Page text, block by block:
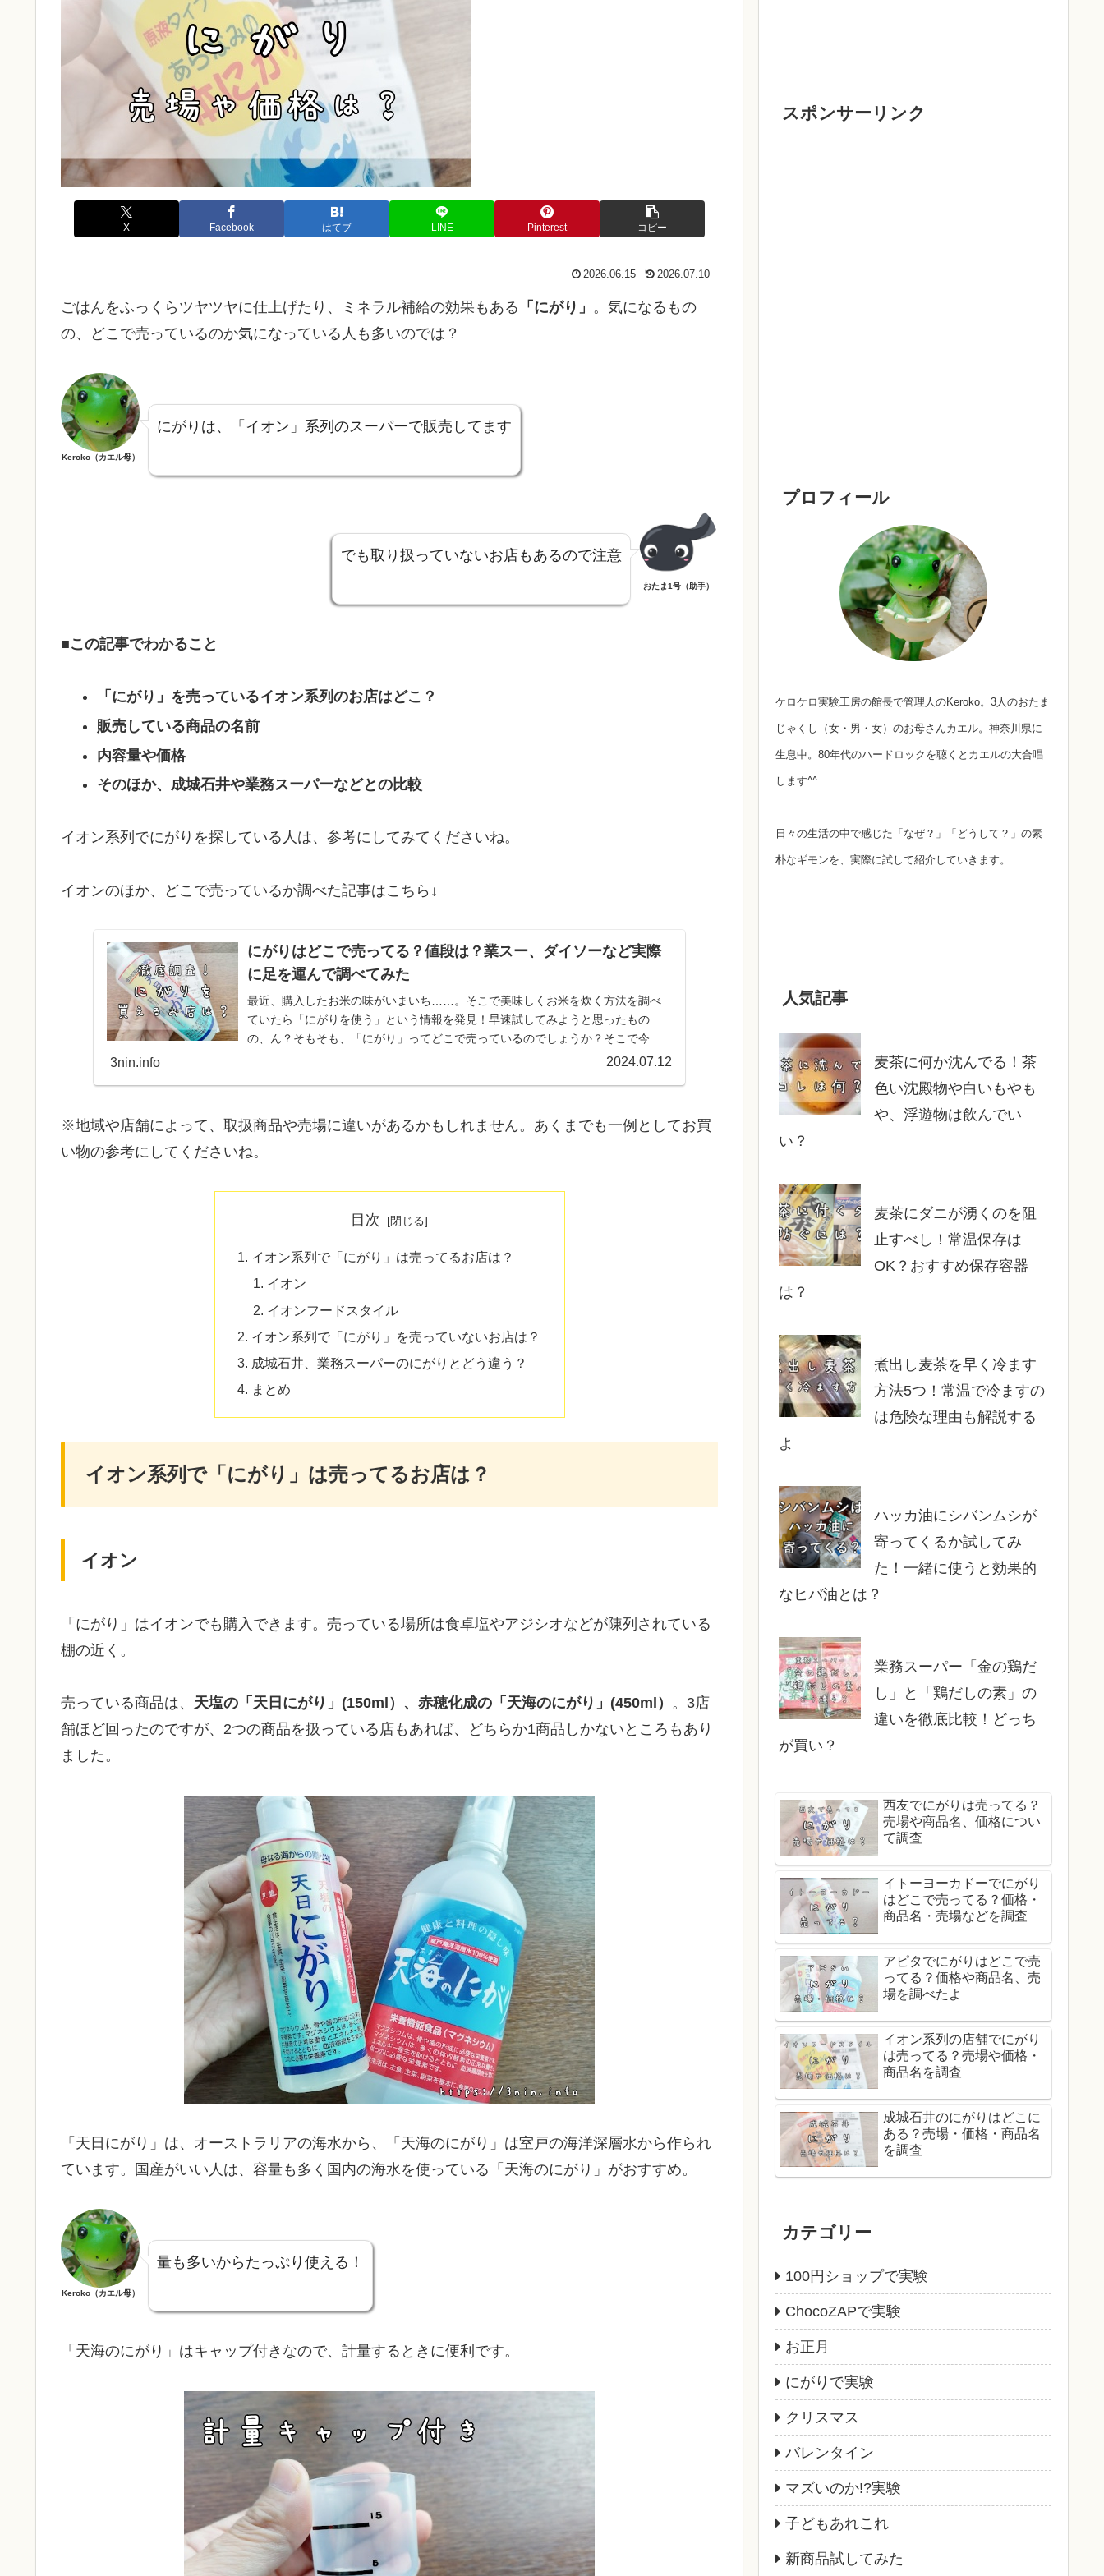
X Facebook はてブ LINE Pinterest コピー
2026.06.15 2026.07.10
ごはんをふっくらツヤツヤに仕上げたり、ミネラル補給の効果もある 「にがり」 。気になるもの
の、どこで売っているのか気になっている人も多いのでは？
Keroko（カエル母）
にがりは、「イオン」系列のスーパーで販売してます
でも取り扱っていないお店もあるので注意
おたま1号（助手）
■この記事でわかること
「にがり」を売っているイオン系列のお店はどこ？
販売している商品の名前
内容量や価格
そのほか、成城石井や業務スーパーなどとの比較
イオン系列でにがりを探している人は、参考にしてみてくださいね。
イオンのほか、どこで売っているか調べた記事はこちら↓
にがりはどこで売ってる？値段は？業スー、ダイソーなど実際
に足を運んで調べてみた
最近、購入したお米の味がいまいち……。そこで美味しくお米を炊く方法を調べ
ていたら「にがりを使う」という情報を発見！早速試してみようと思ったもの
の、ん？そもそも、「にがり」ってどこで売っているのでしょうか？そこで今回
3nin.info 2024.07.12
※地域や店舗によって、取扱商品や売場に違いがあるかもしれません。あくまでも一例としてお買
い物の参考にしてくださいね。
目次
イオン系列で「にがり」は売ってるお店は？
イオン
イオンフードスタイル
イオン系列で「にがり」を売っていないお店は？
成城石井、業務スーパーのにがりとどう違う？
まとめ
イオン系列で「にがり」は売ってるお店は？
イオン
「にがり」はイオンでも購入できます。売っている場所は食卓塩やアジシオなどが陳列されている
棚の近く。
売っている商品は、 天塩の「天日にがり」(150ml）、赤穂化成の「天海のにがり」(450ml） 。3店
舗ほど回ったのですが、2つの商品を扱っている店もあれば、どちらか1商品しかないところもあり
ました。
「天日にがり」は、オーストラリアの海水から、「天海のにがり」は室戸の海洋深層水から作られ
ています。国産がいい人は、容量も多く国内の海水を使っている「天海のにがり」がおすすめ。
Keroko（カエル母）
量も多いからたっぷり使える！
「天海のにがり」はキャップ付きなので、計量するときに便利です。
スポンサーリンク
プロフィール
ケロケロ実験工房の館長で管理人のKeroko。3人のおたま
じゃくし（女・男・女）のお母さんカエル。神奈川県に
生息中。80年代のハードロックを聴くとカエルの大合唱
します^^
日々の生活の中で感じた「なぜ？」「どうして？」の素
朴なギモンを、実際に試して紹介していきます。
人気記事
麦茶に何か沈んでる！茶
色い沈殿物や白いもやも
や、浮遊物は飲んでい
い？
麦茶にダニが湧くのを阻
止すべし！常温保存は
OK？おすすめ保存容器
は？
煮出し麦茶を早く冷ます
方法5つ！常温で冷ますの
は危険な理由も解説する
よ
ハッカ油にシバンムシが
寄ってくるか試してみ
た！一緒に使うと効果的
なヒバ油とは？
業務スーパー「金の鶏だ
し」と「鶏だしの素」の
違いを徹底比較！どっち
が買い？
西友でにがりは売ってる？
売場や商品名、価格につい
て調査
イトーヨーカドーでにがり
はどこで売ってる？価格・
商品名・売場などを調査
アピタでにがりはどこで売
ってる？価格や商品名、売
場を調べたよ
イオン系列の店舗でにがり
は売ってる？売場や価格・
商品名を調査
成城石井のにがりはどこに
ある？売場・価格・商品名
を調査
カテゴリー
100円ショップで実験
ChocoZAPで実験
お正月
にがりで実験
クリスマス
バレンタイン
マズいのか!?実験
子どもあれこれ
新商品試してみた